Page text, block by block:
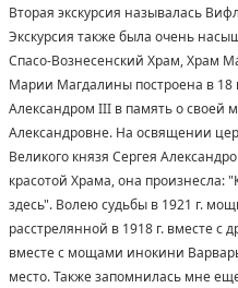
Вторая экскурсия называлась
Экскурсия также была очень
Спасо-Вознесенский Храм, Храм
Марии Магдалины построена в 18
Александром III в память о своей
Александровне. На освящении
Великого князя Сергея
красотой Храма, она произнесла:
здесь". Волею судьбы в 1921 г.
расстрелянной в 1918 г. вместе с
вместе с мощами инокини
место. Также запомнилась мне